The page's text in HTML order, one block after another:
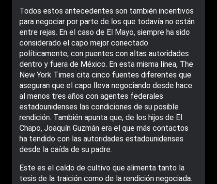
Todos estos antecedentes son también incentivos
para negociar por parte de los que todavía no están
entre rejas. En el caso de El Mayo, siempre ha sido
considerado el capo mejor conectado
políticamente, con puentes con altas autoridades
dentro y fuera de México. En esta misma línea, The
New York Times cita cinco fuentes diferentes que
aseguran que el capo lleva negociando desde hace
al menos tres años con agentes federales
estadounidenses las condiciones de su posible
rendición. También apunta que, de los hijos de El
Chapo, Joaquín Guzmán era el que más contactos
ha tendido con las autoridades estadounidenses
desde la caída de su padre.
Este es el caldo de cultivo que alimenta tanto la
tesis de la traición como de la rendición negociada.